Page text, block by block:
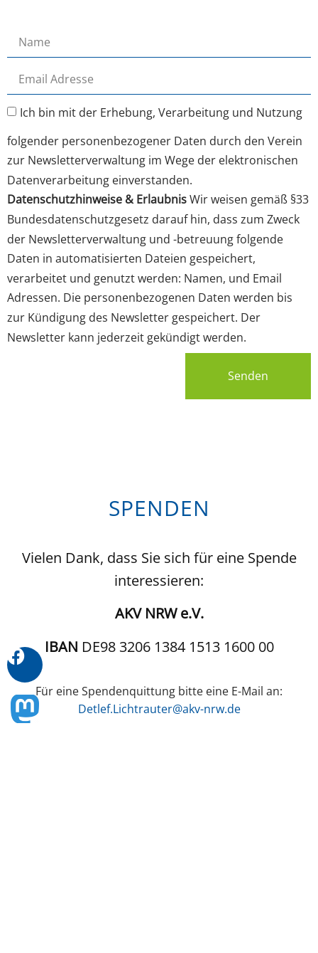
Ich bin mit der Erhebung, Verarbeitung und Nutzung
folgender personenbezogener Daten durch den Verein
zur Newsletterverwaltung im Wege der elektronischen
Datenverarbeitung einverstanden.
Datenschutzhinweise & ErlaubnisWir weisen gemäß §33
Bundesdatenschutzgesetz darauf hin, dass zum Zweck
der Newsletterverwaltung und -betreuung folgende
Daten in automatisierten Dateien gespeichert,
verarbeitet und genutzt werden: Namen, und Email
Adressen. Die personenbezogenen Daten werden bis
zur Kündigung des Newsletter gespeichert. Der
Newsletter kann jederzeit gekündigt werden.
Senden
SPENDEN
Vielen Dank, dass Sie sich für eine Spende
interessieren:
AKV NRW e.V.
IBAN DE98 3206 1384 1513 1600 00
Für eine Spendenquittung bitte eine E-Mail an:
Detlef.Lichtrauter@akv-nrw.de